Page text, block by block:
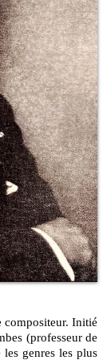
(professeur de
genres les plus